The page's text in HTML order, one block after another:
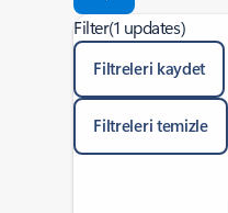
Filter(1 updates)
Filtreleri kaydet
Filtreleri temizle